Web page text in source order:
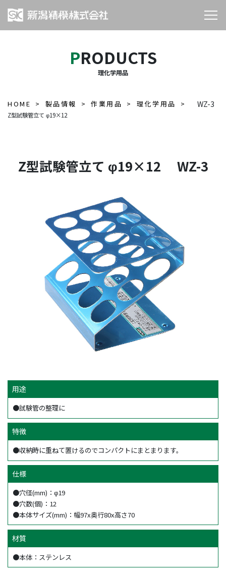
PRODUCTS
理化学用品
HOME 製品情報 作業用品 理化学用品
Z型試験管立て φ19×12
WZ-3
Z型試験管立て φ19×12 WZ-3
用途
●試験管の整理に
特徴
●収納時に重ねて置けるのでコンパクトにまとまります。
仕様
●穴径(mm)：φ19
●穴数(個)：12
●本体サイズ(mm)：幅97x奥行80x高さ70
材質
●本体：ステンレス